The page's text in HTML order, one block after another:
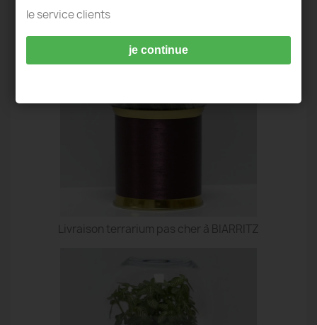
TERRARIUM IDÉES DECO - BIARRITZ
Livraison terrarium pas cher à BIARRITZ
le service clients
je continue